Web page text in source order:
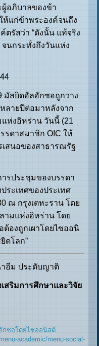
ผู้อภิบาลของข้า
ห้แก่ข้าพระองค์จนถึง
ตรัสว่า “ดังนั้น แท้จริง
จนกระทั่งถึงวันแห่ง
มัสยิดอัลอักซอถูกวาง
ลายปีต่อมาหลังจาก
ห่งอิหร่าน วันนี้ (21
รดาสมาชิก OIC ให้
เสนอของสาธารณรัฐ
รประชุมของบรรดา
ระเทศของประเทศ
ณ กรุงเตหะราน โดย
ามแห่งอิหร่าน โดย
องถูกเผาโดยไซออนิ
ดโลก”
อีม ประดับญาติ
สริมการศึกษาและวิจัย
กซอโดยไซออนิสต์
academic/menu-social-